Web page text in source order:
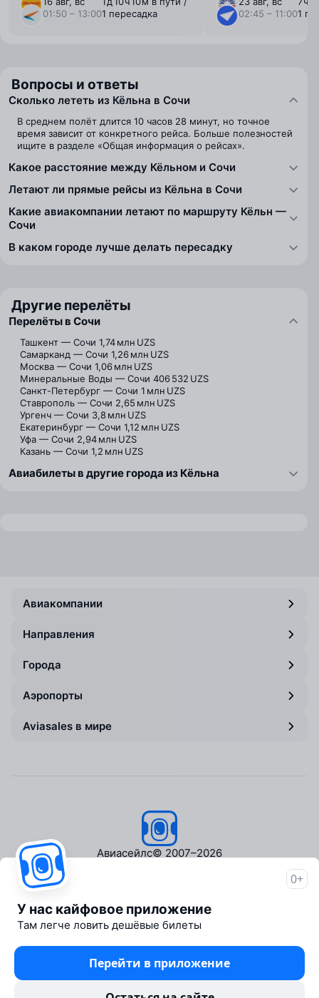
01:50 – 13:001 пересадка
02:45 – 11:001
Вопросы и ответы
Сколько лететь из Кёльна в Сочи
В среднем полёт длится 10 часов 28 минут, но точное
время зависит от конкретного рейса. Больше полезностей
ищите в разделе «Общая информация о рейсах».
Какое расстояние между Кёльном и Сочи
Летают ли прямые рейсы из Кёльна в Сочи
Какие авиакомпании летают по маршруту Кёльн —
Сочи
В каком городе лучше делать пересадку
Другие перелёты
Перелёты в Сочи
Ташкент — Сочи 1,74 млн UZS
Самарканд — Сочи 1,26 млн UZS
Москва — Сочи 1,06 млн UZS
Минеральные Воды — Сочи 406 532 UZS
Санкт-Петербург — Сочи 1 млн UZS
Ставрополь — Сочи 2,65 млн UZS
Ургенч — Сочи 3,8 млн UZS
Екатеринбург — Сочи 1,12 млн UZS
Уфа — Сочи 2,94 млн UZS
Казань — Сочи 1,2 млн UZS
Авиабилеты в другие города из Кёльна
Авиакомпании
Направления
Города
Аэропорты
Aviasales в мире
Авиасейлс© 2007–2026
Пресс‑центр
Travelpayouts
Партнёрская программа
Медиа Yo'lovchi
Трэвел‑медиа Aviasales.uz
0+
У нас кайфовое приложение
Там легче ловить дешёвые билеты
Перейти в приложение